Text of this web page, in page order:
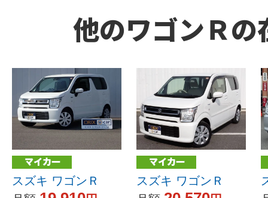
他のワゴンＲの
スズキ ワゴンＲ
スズキ ワゴンＲ